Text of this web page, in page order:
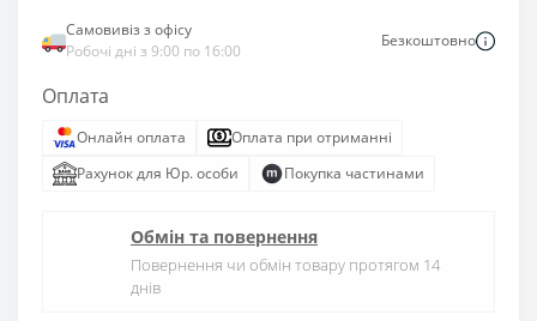
Самовивіз з офісу
Робочі дні з 9:00 по 16:00
Безкоштовно
Оплата
Онлайн оплата
Оплата при отриманні
Рахунок для Юр. особи
Покупка частинами
Обмін та повернення
Повернення чи обмін товару протягом 14
днів